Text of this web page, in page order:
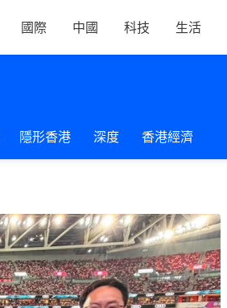
國際 中國 科技 生活
隱形香港 深度 香港經濟